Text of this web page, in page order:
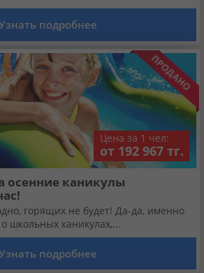
подробнее
Цена за 1 чел:
от 192 967 тг.
осенние каникулы
горящих не будет! Да-да, именно
школьных каникулах,...
подробнее